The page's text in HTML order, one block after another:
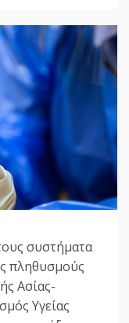
συστήματα
πληθυσμούς
Ασίας-
Υγείας